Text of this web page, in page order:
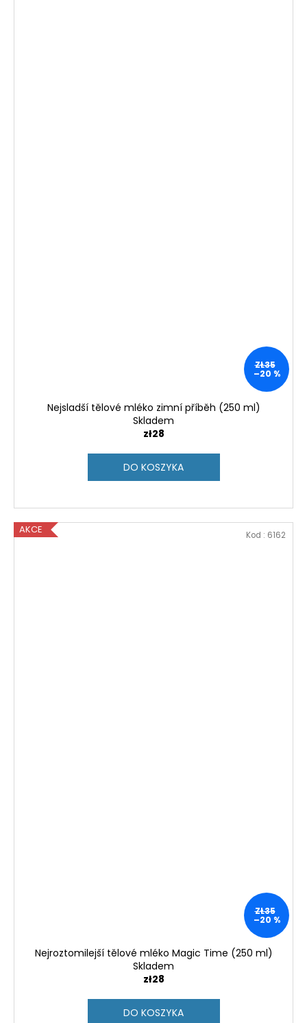
ZŁ35
–20 %
Nejsladší tělové mléko zimní příběh (250 ml)
Skladem
zł28
DO KOSZYKA
AKCE
ZŁ35
–20 %
Nejroztomilejší tělové mléko Magic Time (250 ml)
Skladem
zł28
DO KOSZYKA
Kod : 6162